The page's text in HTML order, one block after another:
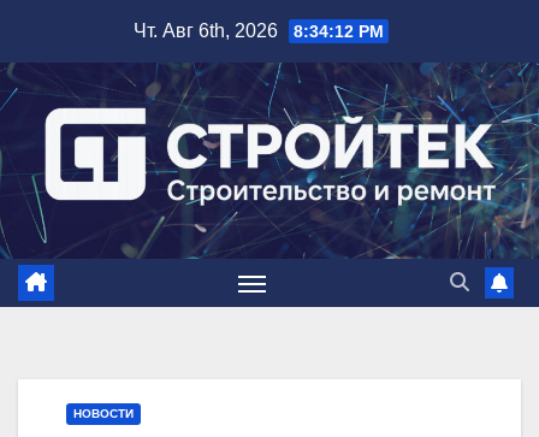
содержимому
Чт. Авг 6th, 2026 8:34:13 PM
НОВОСТИ